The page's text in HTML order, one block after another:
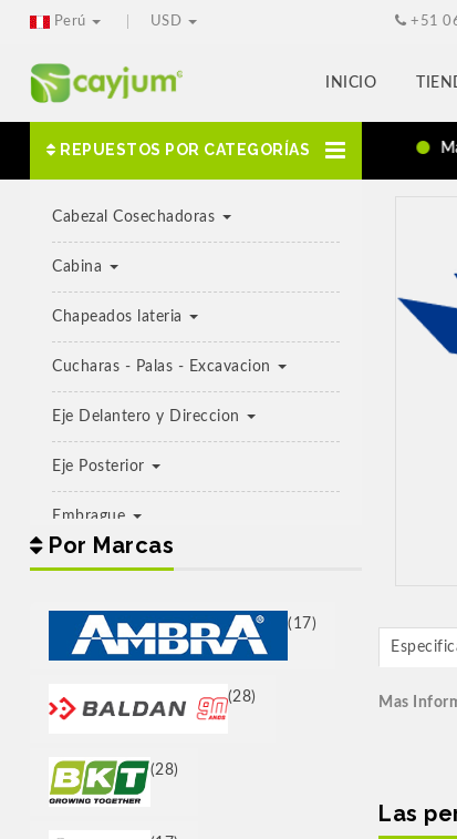
Perú USD +51
INICIO
REPUESTOS POR CATEGORÍASAhorra un 25 %
Cabezal Cosechadoras
Cabina
Chapeados lateria
Cucharas - Palas - Excavacion
Eje Delantero y Direccion
Eje Posterior
Embrague
Estructura Bastidor
FILTROS
FUMIGAR
Lubricantes
Por Marcas
(17)
(28)
(28)
Mas
Las